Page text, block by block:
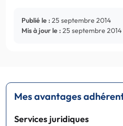
Publié le : 25 septembre 2014
Mis à jour le : 25 septembre 2014
Mes avantages
Services juridiques